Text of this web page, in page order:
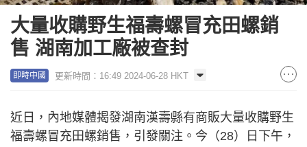
大量收購野生福壽螺冒充田螺銷
售 湖南加工廠被查封
即時中國 更新時間：16:49 2024-06-28 HKT
近日，內地媒體揭發湖南漢壽縣有商販大量收購野生
福壽螺冒充田螺銷售，引發關注。今（28）日下午，